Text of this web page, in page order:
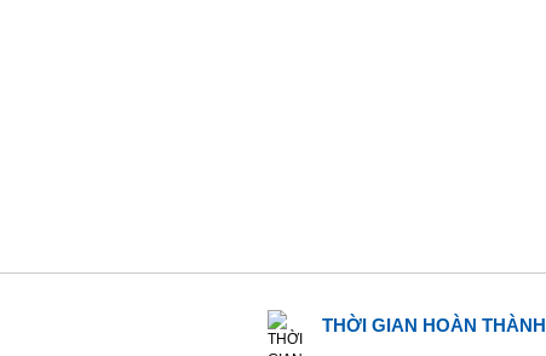
THỜI GIAN HOÀN THÀNH